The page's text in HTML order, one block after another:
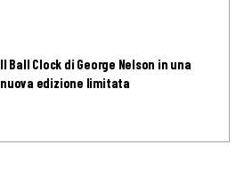
Il Ball Clock di George Nelson in una
nuova edizione limitata